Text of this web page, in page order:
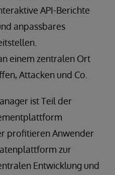
API-Berichte
anpassbares
einem zentralen Ort
Attacken und Co.
ist Teil der
profitieren Anwender
zur
Entwicklung und